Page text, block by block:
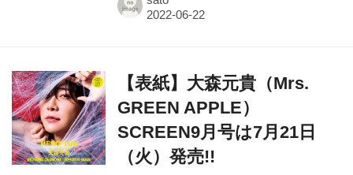
GREEN APPLE）
SCREEN9月号は7月21日
（火）発売!!
SCREEN ONLINE